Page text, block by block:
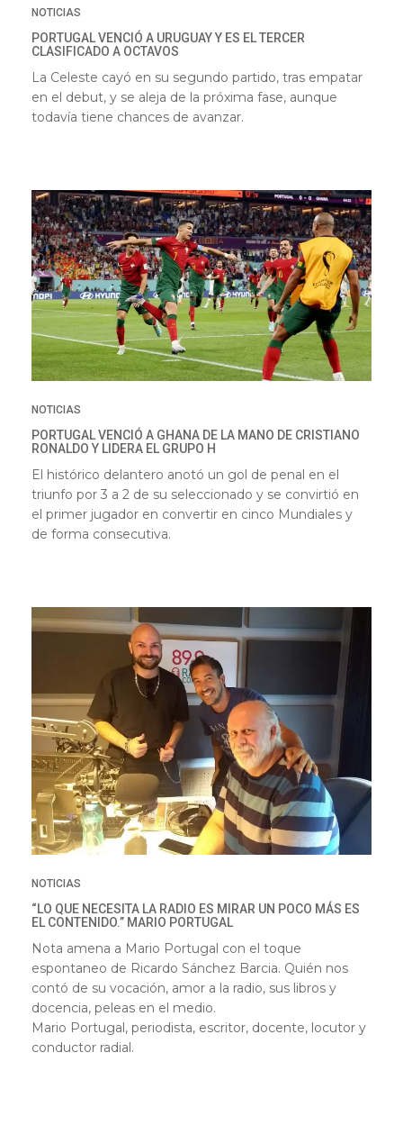
NOTICIAS
PORTUGAL VENCIÓ A URUGUAY Y ES EL TERCER
CLASIFICADO A OCTAVOS
La Celeste cayó en su segundo partido, tras empatar
en el debut, y se aleja de la próxima fase, aunque
todavía tiene chances de avanzar.
NOTICIAS
PORTUGAL VENCIÓ A GHANA DE LA MANO DE CRISTIANO
RONALDO Y LIDERA EL GRUPO H
El histórico delantero anotó un gol de penal en el
triunfo por 3 a 2 de su seleccionado y se convirtió en
el primer jugador en convertir en cinco Mundiales y
de forma consecutiva.
NOTICIAS
“LO QUE NECESITA LA RADIO ES MIRAR UN POCO MÁS ES
EL CONTENIDO.” MARIO PORTUGAL
Nota amena a Mario Portugal con el toque
espontaneo de Ricardo Sánchez Barcia. Quién nos
contó de su vocación, amor a la radio, sus libros y
docencia, peleas en el medio.
Mario Portugal, periodista, escritor, docente, locutor y
conductor radial.